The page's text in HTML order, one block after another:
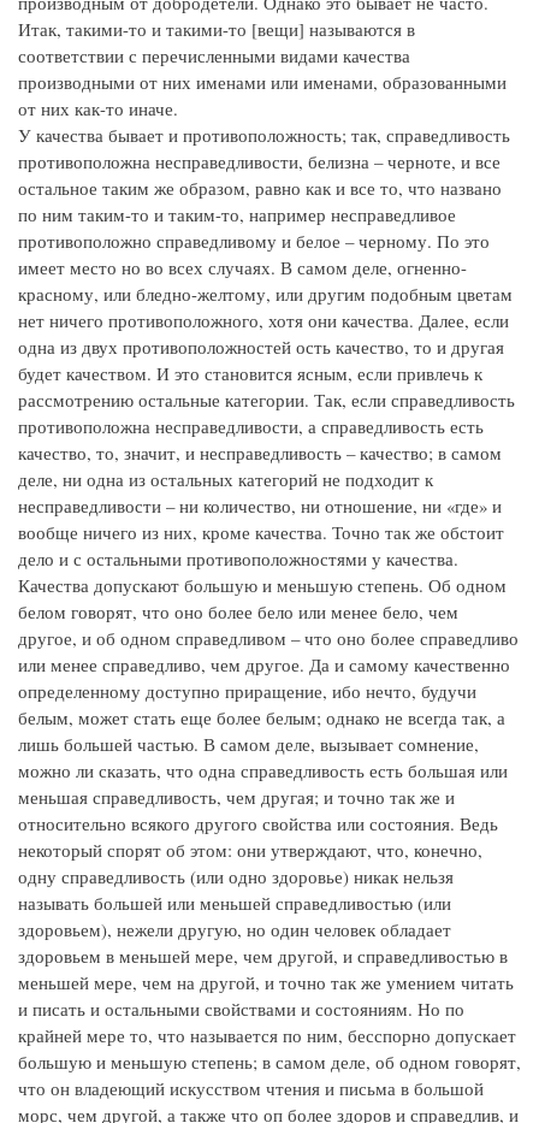
Итак, такими-то и такими-то [вещи] называются в
соответствии с перечисленными видами качества
производными от них именами или именами, образованными
от них как-то иначе.
У качества бывает и противоположность; так, справедливость
противоположна несправедливости, белизна – черноте, и все
остальное таким же образом, равно как и все то, что названо
по ним таким-то и таким-то, например несправедливое
противоположно справедливому и белое – черному. По это
имеет место но во всех случаях. В самом деле, огненно-
красному, или бледно-желтому, или другим подобным цветам
нет ничего противоположного, хотя они качества. Далее, если
одна из двух противоположностей ость качество, то и другая
будет качеством. И это становится ясным, если привлечь к
рассмотрению остальные категории. Так, если справедливость
противоположна несправедливости, а справедливость есть
качество, то, значит, и несправедливость – качество; в самом
деле, ни одна из остальных категорий не подходит к
несправедливости – ни количество, ни отношение, ни «где» и
вообще ничего из них, кроме качества. Точно так же обстоит
дело и с остальными противоположностями у качества.
Качества допускают большую и меньшую степень. Об одном
белом говорят, что оно более бело или менее бело, чем
другое, и об одном справедливом – что оно более справедливо
или менее справедливо, чем другое. Да и самому качественно
определенному доступно приращение, ибо нечто, будучи
белым, может стать еще более белым; однако не всегда так, а
лишь большей частью. В самом деле, вызывает сомнение,
можно ли сказать, что одна справедливость есть большая или
меньшая справедливость, чем другая; и точно так же и
относительно всякого другого свойства или состояния. Ведь
некоторый спорят об этом: они утверждают, что, конечно,
одну справедливость (или одно здоровье) никак нельзя
называть большей или меньшей справедливостью (или
здоровьем), нежели другую, но один человек обладает
здоровьем в меньшей мере, чем другой, и справедливостью в
меньшей мере, чем на другой, и точно так же умением читать
и писать и остальными свойствами и состояниям. Но по
крайней мере то, что называется по ним, бесспорно допускает
большую и меньшую степень; в самом деле, об одном говорят,
что он владеющий искусством чтения и письма в большой
морс, чем другой, а также что оп более здоров и справедлив, и